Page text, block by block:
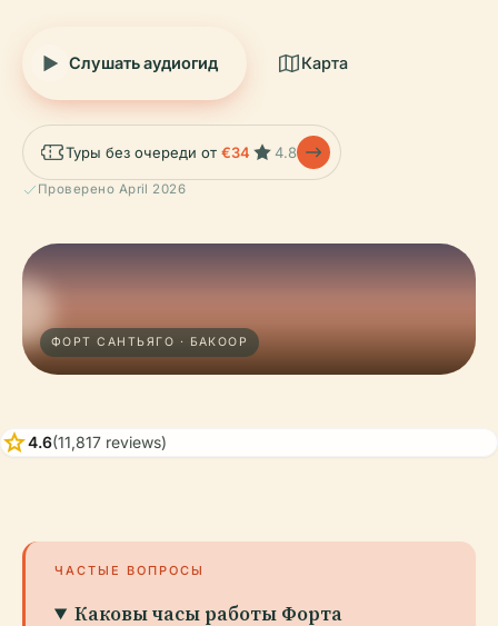
Слушать аудиогид Карта
Туры без очереди от €34 4.8
Проверено April 2026
ФОРТ САНТЬЯГО · БАКООР
star4.6(11,817 reviews)
ЧАСТЫЕ ВОПРОСЫ
Каковы часы работы Форта